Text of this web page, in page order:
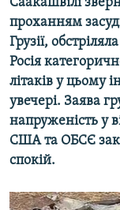
СВІТ
МУЛЬТИМЕДІА
ФОТО
СПЕЦПРОЄКТИ
ПОДКАСТИ
РУС
проханням
Грузії,
Росія
літаків у цьому
увечері. Заява
напруженість у
США та ОБСЄ
спокій.